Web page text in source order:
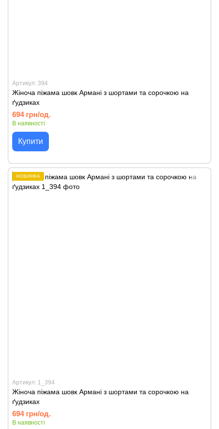
Артикул: 394
Жіноча піжама шовк Армані з шортами та сорочкою на
ґудзиках
694 грн/од.
В наявності
Купити
НОВИНКА
Артикул: 1_394
Жіноча піжама шовк Армані з шортами та сорочкою на
ґудзиках
694 грн/од.
В наявності